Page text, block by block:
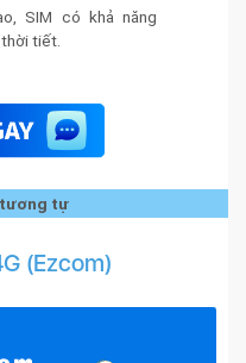
SIM có khả năng
tiết.
tương tự
(Ezcom)